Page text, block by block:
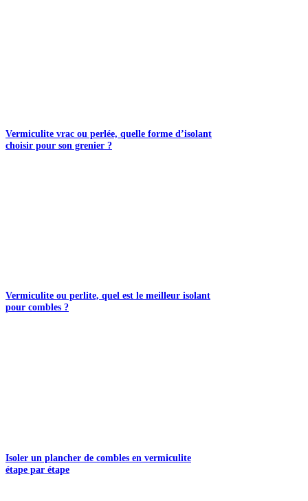
Vermiculite vrac ou perlée, quelle forme d’isolant
choisir pour son grenier ?
Vermiculite ou perlite, quel est le meilleur isolant
pour combles ?
Isoler un plancher de combles en vermiculite
étape par étape